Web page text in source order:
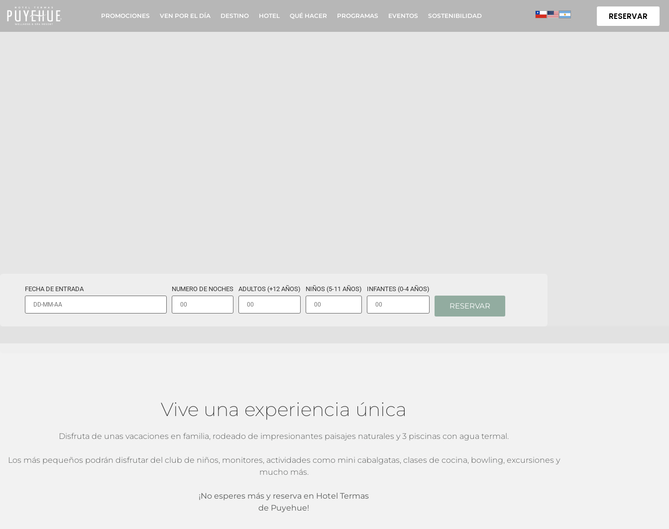
PROMOCIONES VEN POR EL DÍA DESTINO HOTEL QUÉ HACER PROGRAMAS EVENTOS SOSTENIBILIDAD RESERVAR
FECHA DE ENTRADA NUMERO DE NOCHES ADULTOS (+12 AÑOS) NIÑOS (5-11 AÑOS) INFANTES (0-4 AÑOS)
Vive una experiencia única
Disfruta de unas vacaciones en familia, rodeado de impresionantes paisajes naturales y 3 piscinas con agua termal.
Los más pequeños podrán disfrutar del club de niños, monitores, actividades como mini cabalgatas, clases de cocina, bowling, excursiones y
mucho más.
¡No esperes más y reserva en Hotel Termas
de Puyehue!